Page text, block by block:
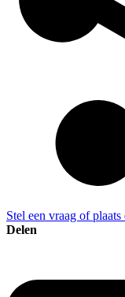
Stel een vraag of
Delen